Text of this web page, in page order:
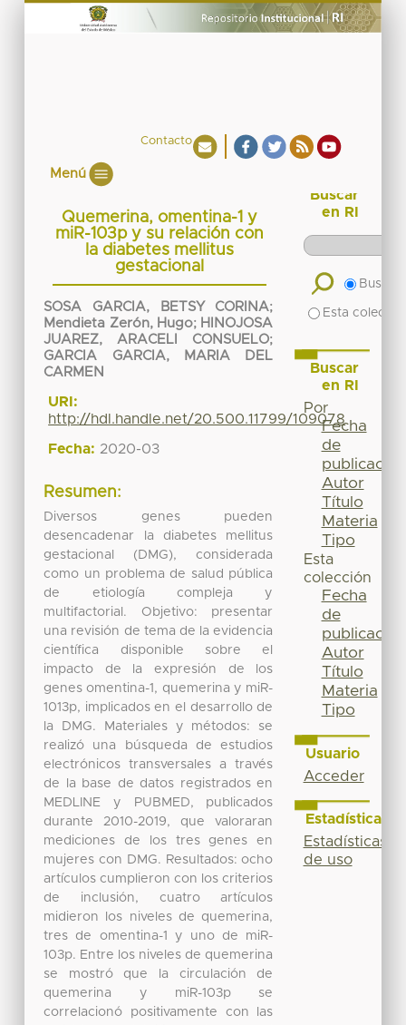
Contacto
Menú
Quemerina, omentina-1 y
miR-103p y su relación con
la diabetes mellitus
gestacional
SOSA GARCIA, BETSY CORINA;
Mendieta Zerón, Hugo; HINOJOSA
JUAREZ, ARACELI CONSUELO;
GARCIA GARCIA, MARIA DEL
CARMEN
URI:
http://hdl.handle.net/20.500.11799/109078
Fecha: 2020-03
Resumen:
Diversos genes pueden
desencadenar la diabetes mellitus
gestacional (DMG), considerada
como un problema de salud pública
de etiología compleja y
multifactorial. Objetivo: presentar
una revisión de tema de la evidencia
científica disponible sobre el
impacto de la expresión de los
genes omentina-1, quemerina y miR-
1013p, implicados en el desarrollo de
la DMG. Materiales y métodos: se
realizó una búsqueda de estudios
electrónicos transversales a través
de la base de datos registrados en
MEDLINE y PUBMED, publicados
durante 2010-2019, que valoraran
mediciones de los tres genes en
mujeres con DMG. Resultados: ocho
artículos cumplieron con los criterios
de inclusión, cuatro artículos
midieron los niveles de quemerina,
tres de omentina-1 y uno de miR-
103p. Entre los niveles de quemerina
se mostró que la circulación de
quemerina y miR-103p se
correlacionó positivamente con las
Buscar
en RI
Buscar
Esta
Buscar
en RI
Por
Fecha
de
publicación
Autor
Título
Materia
Tipo
Esta
colección
Fecha
de
publicación
Autor
Título
Materia
Tipo
Usuario
Acceder
Estadísticas
Estadísticas
de uso